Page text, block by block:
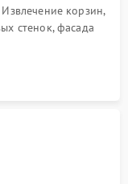
корзин,
стенок, фасада
помпе.